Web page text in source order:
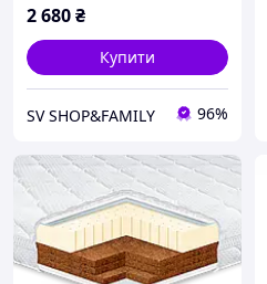
2 680₴
Купити
SV SHOP&FAMILY 96%